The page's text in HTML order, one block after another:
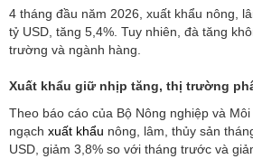
4 tháng đầu năm 2026, xuất khẩu nông,
tỷ USD, tăng 5,4%. Tuy nhiên, đà tăng
trường và ngành hàng.
Xuất khẩu giữ nhịp tăng, thị trường
Theo báo cáo của Bộ Nông nghiệp và
ngạch xuất khẩu nông, lâm, thủy sản
USD, giảm 3,8% so với tháng trước và